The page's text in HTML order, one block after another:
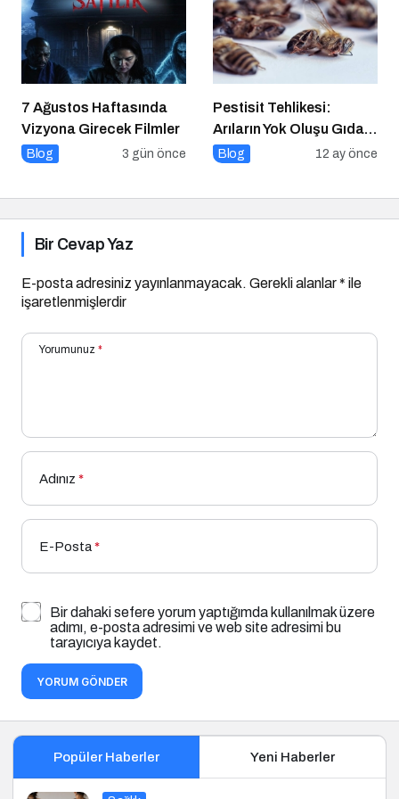
7 Ağustos Haftasında
Vizyona Girecek Filmler
Blog 3 gün önce
Pestisit Tehlikesi:
Arıların Yok Oluşu Gıda
Zincirini Çökertiyor!
Blog 12 ay önce
Bir Cevap Yaz
E-posta adresiniz yayınlanmayacak. Gerekli alanlar* ile
işaretlenmişlerdir
Yorumunuz *
Adınız *
E-Posta*
Bir dahaki sefere yorum yaptığımda kullanılmak üzere
adımı, e-posta adresimi ve web site adresimi bu
tarayıcıya kaydet.
YORUM GÖNDER
Popüler Haberler Yeni Haberler